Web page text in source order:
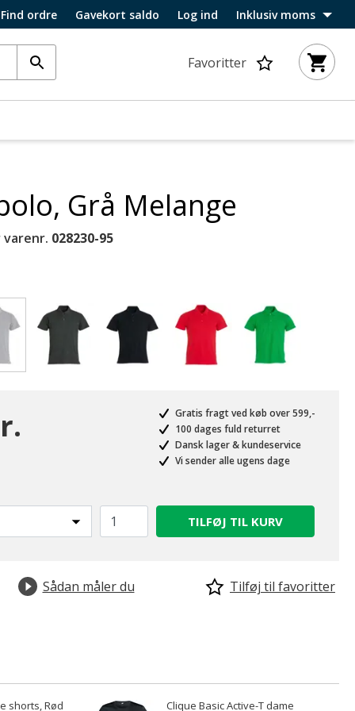
Find ordre Gavekort saldo Log ind Inklusiv moms
Favoritter
Grå Melange
varenr. 028230-95
Gratis fragt ved køb over 599,-
100 dages fuld returret
Dansk lager & kundeservice
Vi sender alle ugens dage
TILFØJ TIL KURV
Sådan måler du Tilføj til favoritter
shorts, Rød Clique Basic Active-T dame